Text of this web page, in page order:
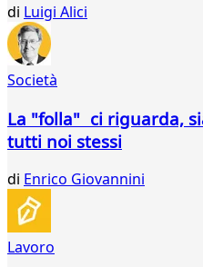
di Luigi Alici
Società
La "folla" ci riguarda,
tutti noi stessi
di Enrico Giovannini
Lavoro